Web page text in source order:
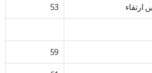
ارتقاء 53
59